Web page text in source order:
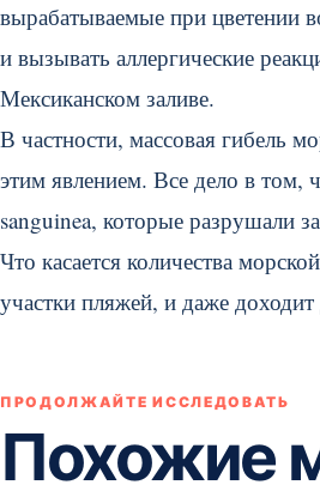
вырабатываемые при цветении
и вызывать аллергические
Мексиканском заливе.
В частности, массовая гибель
этим явлением. Все дело в том,
sanguinea, которые разрушали
Что касается количества
участки пляжей, и даже
ПРОДОЛЖАЙТЕ ИССЛЕДОВАТЬ
Похожие